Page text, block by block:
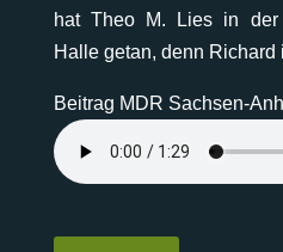
hat Theo M. Lies in der
Halle getan, denn Richard
Beitrag MDR Sachsen-